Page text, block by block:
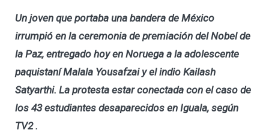
Un joven que portaba una bandera de México
irrumpió en la ceremonia de premiación del Nobel de
la Paz, entregado hoy en Noruega a la adolescente
paquistaní Malala Yousafzai y el indio Kailash
Satyarthi. La protesta estar conectada con el caso de
los 43 estudiantes desaparecidos en Iguala, según
TV2 .